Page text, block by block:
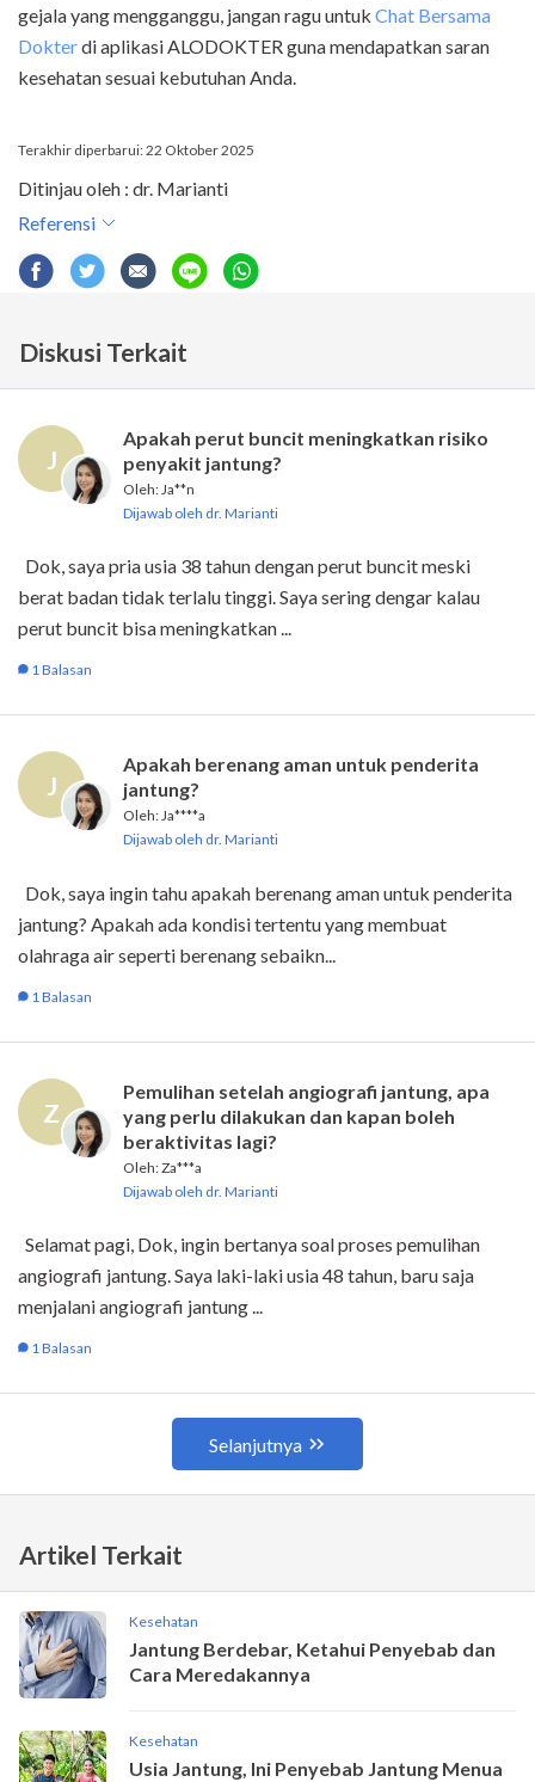
gejala yang mengganggu, jangan ragu untuk Chat Bersama
Dokterdi aplikasi ALODOKTER guna mendapatkan saran
kesehatan sesuai kebutuhan Anda.
Terakhir diperbarui: 22 Oktober 2025